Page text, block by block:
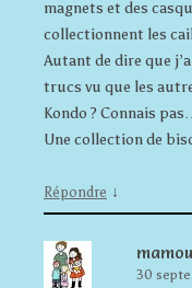
magnets et des
collectionnent les
Autant de dire que
trucs vu que les
Kondo ? Connais
Une collection de
Répondre ↓
30